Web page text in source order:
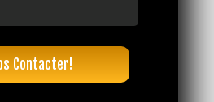
Contacter!